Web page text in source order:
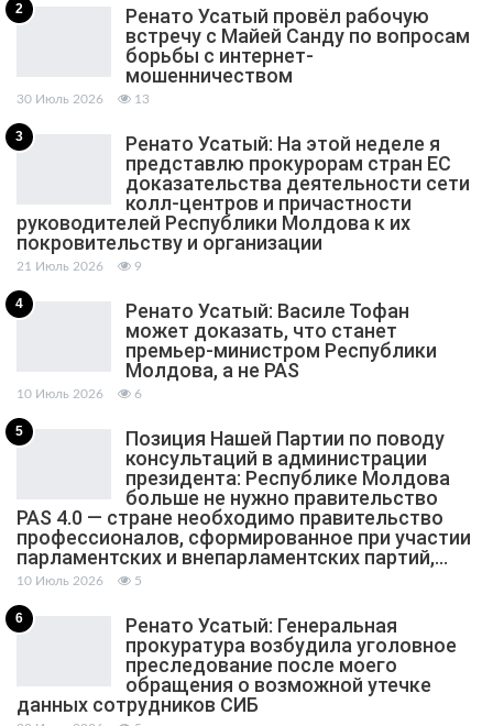
2
Ренато Усатый провёл рабочую
встречу с Майей Санду по вопросам
борьбы с интернет-
мошенничеством
30 Июль 2026 13
3
Ренато Усатый: На этой неделе я
представлю прокурорам стран ЕС
доказательства деятельности сети
колл-центров и причастности
руководителей Республики Молдова к их
покровительству и организации
21 Июль 2026 9
4
Ренато Усатый: Василе Тофан
может доказать, что станет
премьер-министром Республики
Молдова, а не PAS
10 Июль 2026 6
5
Позиция Нашей Партии по поводу
консультаций в администрации
президента: Республике Молдова
больше не нужно правительство
PAS 4.0 — стране необходимо правительство
профессионалов, сформированное при участии
парламентских и внепарламентских партий,…
10 Июль 2026 5
6
Ренато Усатый: Генеральная
прокуратура возбудила уголовное
преследование после моего
обращения о возможной утечке
данных сотрудников СИБ